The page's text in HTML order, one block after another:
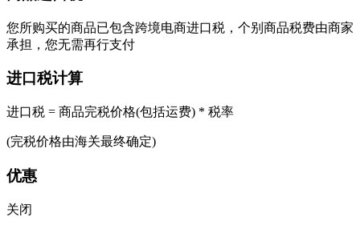
您所购买的商品已包含跨境电商进口税，个别商品税费由商家
承担，您无需再行支付
进口税计算
进口税 = 商品完税价格(包括运费) * 税率
(完税价格由海关最终确定)
优惠
关闭